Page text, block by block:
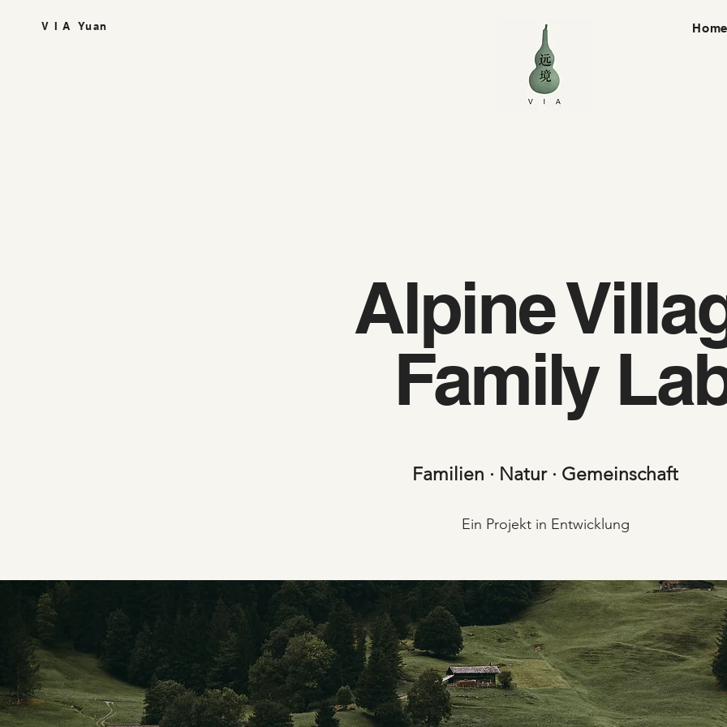
V I A Yuan Home
Alpine
Family
Familien · Natur · Gemeinschaft
Ein Projekt in Entwicklung